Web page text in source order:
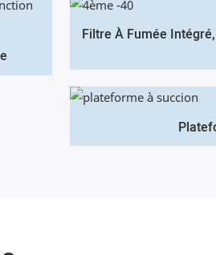
Filtre À Fumée